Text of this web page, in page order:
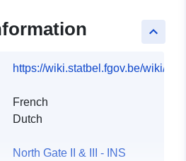
keyboard_arrow_up
https://wiki.statbel.fgov.be/wiki/
French
Dutch
North Gate II & III - INS